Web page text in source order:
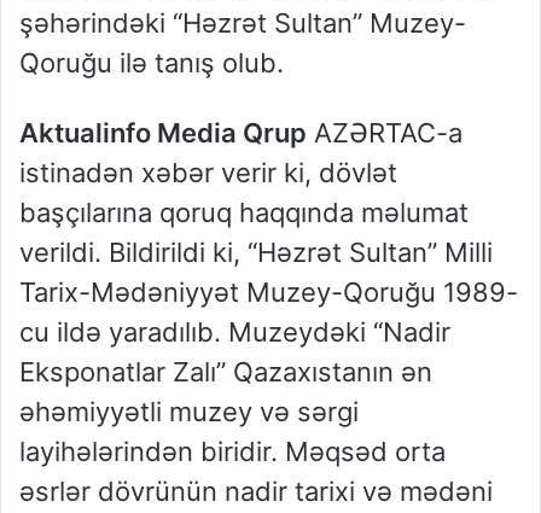
şəhərindəki “Həzrət Sultan” Muzey-
Qoruğu ilə tanış olub.
Aktualinfo Media Qrup AZƏRTAC-a
istinadən xəbər verir ki, dövlət
başçılarına qoruq haqqında məlumat
verildi. Bildirildi ki, “Həzrət Sultan” Milli
Tarix-Mədəniyyət Muzey-Qoruğu 1989-
cu ildə yaradılıb. Muzeydəki “Nadir
Eksponatlar Zalı” Qazaxıstanın ən
əhəmiyyətli muzey və sərgi
layihələrindən biridir. Məqsəd orta
əsrlər dövrünün nadir tarixi və mədəni